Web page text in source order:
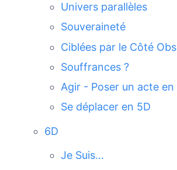
Univers parallèles
Souveraineté
Ciblées par le Côté
Souffrances ?
Agir - Poser un acte en
Se déplacer en 5D
6D
Je Suis...